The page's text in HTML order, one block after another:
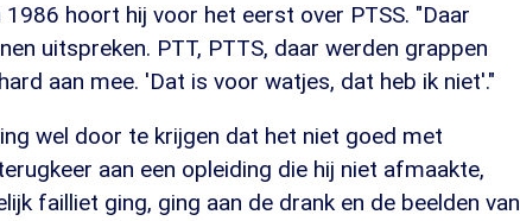
hoort hij voor het eerst over PTSS. "Daar
uitspreken. PTT, PTTS, daar werden grappen
aan mee. 'Dat is voor watjes, dat heb ik niet'."
wel door te krijgen dat het niet goed met
aan een opleiding die hij niet afmaakte,
failliet ging, ging aan de drank en de beelden van